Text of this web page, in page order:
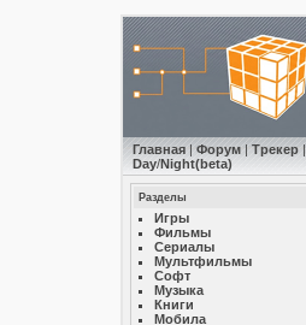
Главная| Форум| Трекер|
Day/Night(beta)
Разделы
Игры
Фильмы
Сериалы
Мультфильмы
Софт
Музыкa
Книги
Мобила